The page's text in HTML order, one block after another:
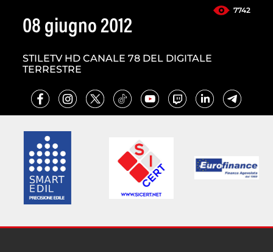
7742
08 giugno 2012
STILETV HD CANALE 78 DEL DIGITALE
TERRESTRE